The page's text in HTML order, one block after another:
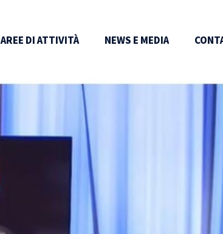
AREE DI ATTIVITÀ NEWS E MEDIA